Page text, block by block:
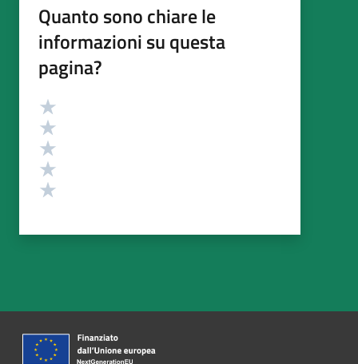
Quanto sono chiare le
informazioni su questa
pagina?
Valutazione